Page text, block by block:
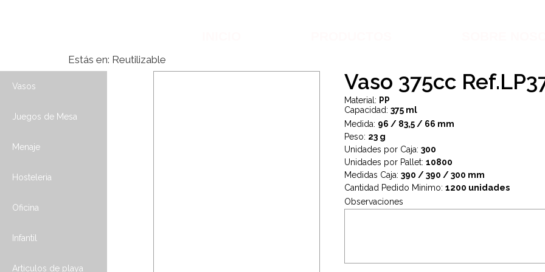
Estás en: Reutilizable
Vasos
Juegos de Mesa
Menaje
Hosteleria
Oficina
Infantil
Articulos de playa
Vaso 375cc
Material: PP
Capacidad: 375 ml
Medida: 96 / 83,5 / 66 mm
Peso: 23 g
Unidades por Caja: 300
Unidades por Pallet: 10800
Medidas Caja: 390 / 390 / 300 mm
Cantidad Pedido Minimo: 1200 unidades
Observaciones